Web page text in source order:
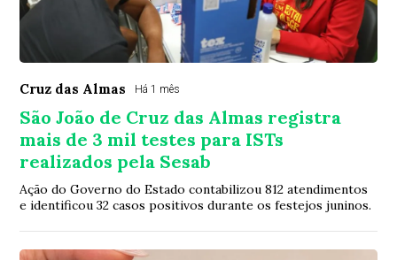
Cruz das Almas Há 1 mês
São João de Cruz das Almas registra
mais de 3 mil testes para ISTs
realizados pela Sesab
Ação do Governo do Estado contabilizou 812 atendimentos
e identificou 32 casos positivos durante os festejos juninos.